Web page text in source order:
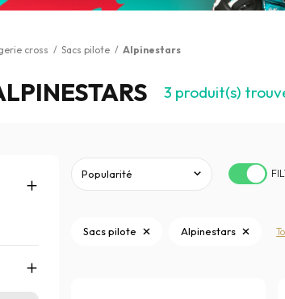
cross / Sacs pilote / Alpinestars
3 produit(s)
Sacs pilote Alpinestars